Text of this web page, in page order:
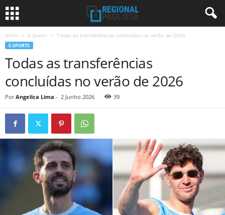
Início E-Sports Todas as transferências concluídas no verão de 2026
E-SPORTS
Todas as transferências
concluídas no verão de 2026
Por Angelica Lima - 2 Junho 2026 39